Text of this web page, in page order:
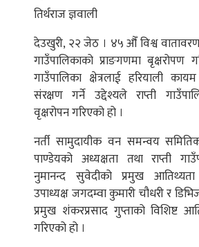
तिर्थराज ज्ञवाली
देउखुरी, २२ जेठ । ४५ औँ विश्व
गाउँपालिकाको प्राङगणमा बृक्षरोपण
गाउँपालिका क्षेत्रलाई हरियाली
संरक्षण गर्ने उद्देश्यले राप्ती
वृक्षरोपन गरिएको हो ।
नर्ती सामुदायीक वन समन्वय
पाण्डेयको अध्यक्षता तथा राप्ती
नुमानन्द सुवेदीको प्रमुख
उपाध्यक्ष जगदम्वा कुमारी चौधरी र
प्रमुख शंकरप्रसाद गुप्ताको विशिष्ट
गरिएको हो ।